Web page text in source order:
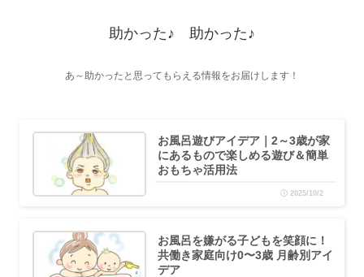
助かった♪ 助かった♪
あ～助かったと思ってもらえる情報をお届けします！
お風呂遊びアイデア｜2～3歳が家
にあるもので楽しめる遊び＆簡単
おもちゃ活用法
2025/10/2
お風呂を嫌がる子どもを笑顔に！
共働き家庭向け0〜3歳 月齢別アイ
デア